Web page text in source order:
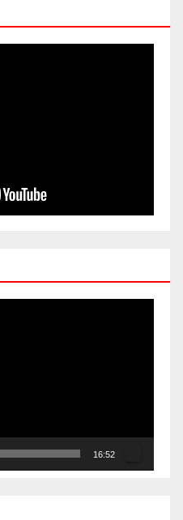
16:52